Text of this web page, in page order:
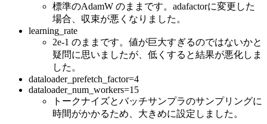
標準のAdamW のままです。adafactorに変更した
場合、収束が悪くなりました。
learning_rate
2e-1 のままです。値が巨大すぎるのではないかと
疑問に思いましたが、低くすると結果が悪化しま
した。
dataloader_prefetch_factor=4
dataloader_num_workers=15
トークナイズとバッチサンプラのサンプリングに
時間がかかるため、大きめに設定しました。